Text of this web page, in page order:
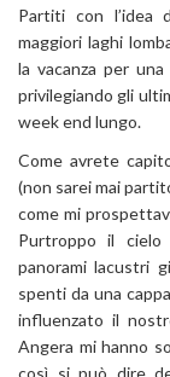
Partiti con l’idea
maggiori laghi
la vacanza per
privilegiando gli
week end lungo.
Come avrete
(non sarei mai
come mi
Purtroppo il
panorami lacustri
spenti da una
influenzato il
Angera mi hanno
così si può dire